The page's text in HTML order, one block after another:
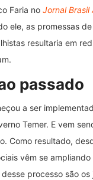
Faria no Jornal Brasil
ele, as promessas
resultaria em
passado
a ser
Temer. E vem
Como resultado,
vêm se ampliando
processo são